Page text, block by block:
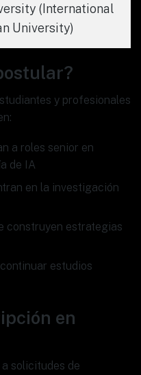
(International
University)
y profesionales
a roles senior en
de IA
en la investigación
construyen estrategias
estudios
en
a solicitudes de